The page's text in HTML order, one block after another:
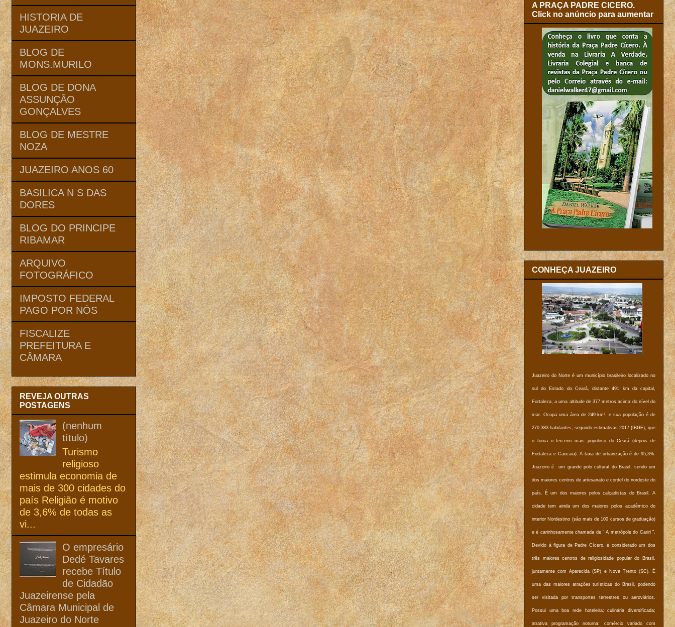
HISTORIA DE
JUAZEIRO
BLOG DE
MONS.MURILO
BLOG DE DONA
ASSUNÇÃO
GONÇALVES
BLOG DE MESTRE
NOZA
JUAZEIRO ANOS 60
BASILICA N S DAS
DORES
BLOG DO PRINCIPE
RIBAMAR
ARQUIVO
FOTOGRÁFICO
IMPOSTO FEDERAL
PAGO POR NÓS
FISCALIZE
PREFEITURA E
CÂMARA
REVEJA OUTRAS
POSTAGENS
(nenhum
título)
Turismo
religioso
estimula economia de
mais de 300 cidades do
país Religião é motivo
de 3,6% de todas as
vi...
O empresário
Dedé Tavares
recebe Título
de Cidadão
Juazeirense pela
Câmara Municipal de
Juazeiro do Norte
A PRAÇA PADRE CICERO.
Click no anúncio para aumentar
CONHEÇA JUAZEIRO
Juazeiro do Norte é um município brasileiro localizado no
sul do Estado do Ceará, distante 491 km da capital,
Fortaleza, a uma altitude de 377 metros acima do nível do
mar. Ocupa uma área de 249 km², e sua população é de
270 383 habitantes, segundo estimativas 2017 (IBGE), que
o torna o terceiro mais populoso do Ceará (depois de
Fortaleza e Caucaia). A taxa de urbanização é de 95,3%.
Juazeiro é um grande polo cultural do Brasil, sendo um
dos maiores centros de artesanato e cordel do nordeste do
país. É um dos maiores polos calçadistas do Brasil. A
cidade tem ainda um dos maiores polos acadêmico do
interior Nordestino (são mais de 100 cursos de graduação)
e é carinhosamente chamada de " A metrópole do Cariri ".
Devido à figura de Padre Cícero, é considerado um dos
três maiores centros de religiosidade popular do Brasil,
juntamente com Aparecida (SP) e Nova Trento (SC). É
uma das maiores atrações turísticas do Brasil, podendo
ser visitada por transportes terrestres ou aeroviários.
Possui uma boa rede hoteleira; culinária diversificada;
atrativa programação noturna; comércio variado com